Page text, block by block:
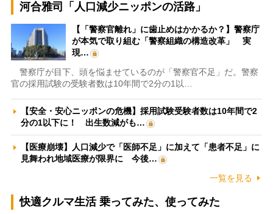
河合雅司「人口減少ニッポンの活路」
【「警察官離れ」に歯止めはかかるか？】警察庁
が本気で取り組む「警察組織の構造改革」 実
現…
警察庁が目下、頭を悩ませているのが「警察官不足」だ。警察
官の採用試験の受験者数は10年間で2分の1以…
【安全・安心ニッポンの危機】採用試験受験者数は10年間で2
分の1以下に！ 出生数減がも…
【医療崩壊】人口減少で「医師不足」に加えて「患者不足」に
見舞われ地域医療が限界に 今後…
一覧を見る
快適クルマ生活 乗ってみた、使ってみた